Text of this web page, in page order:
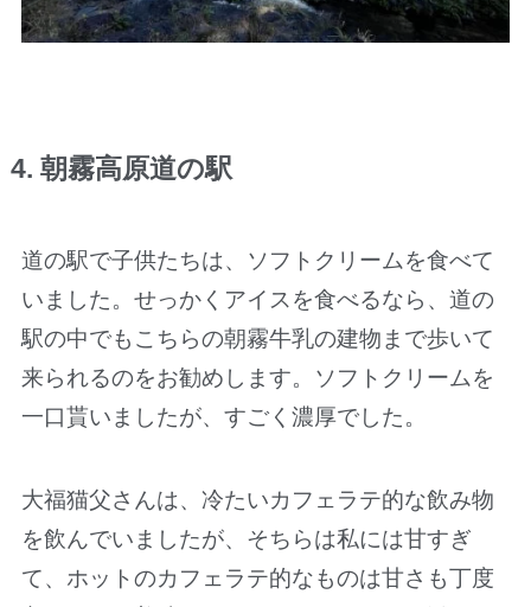
4. 朝霧高原道の駅
道の駅で子供たちは、ソフトクリームを食べて
いました。せっかくアイスを食べるなら、道の
駅の中でもこちらの朝霧牛乳の建物まで歩いて
来られるのをお勧めします。ソフトクリームを
一口貰いましたが、すごく濃厚でした。
大福猫父さんは、冷たいカフェラテ的な飲み物
を飲んでいましたが、そちらは私には甘すぎ
て、ホットのカフェラテ的なものは甘さも丁度